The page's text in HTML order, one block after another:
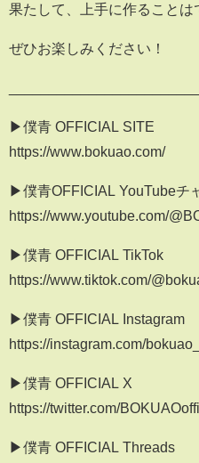
果たして、上手に作ることは
ぜひお楽しみください！
▶僕青 OFFICIAL SITE
https://www.bokuao.com/
▶僕青OFFICIAL YouTubeチ
https://www.youtube.com/
▶僕青 OFFICIAL TikTok
https://www.tiktok.com/
▶僕青 OFFICIAL Instagram
https://instagram.com/
▶僕青 OFFICIAL X
https://twitter.com/
▶僕青 OFFICIAL Threads